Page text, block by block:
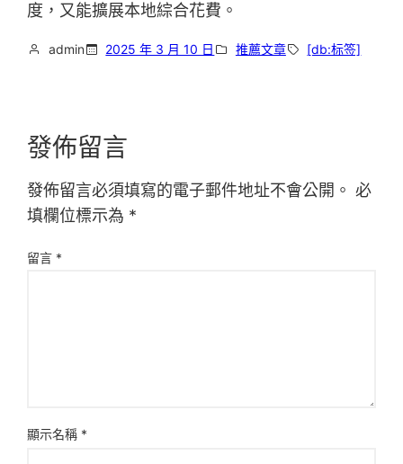
度，又能擴展本地綜合花費。
admin 2025 年 3 月 10 日 推薦文章 [db:标签]
發佈留言
發佈留言必須填寫的電子郵件地址不會公開。 必
填欄位標示為 *
留言 *
顯示名稱 *